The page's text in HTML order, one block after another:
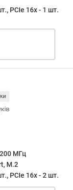
PCIe 16x - 1 шт.
МГц
M.2
PCIe 16x - 2 шт.